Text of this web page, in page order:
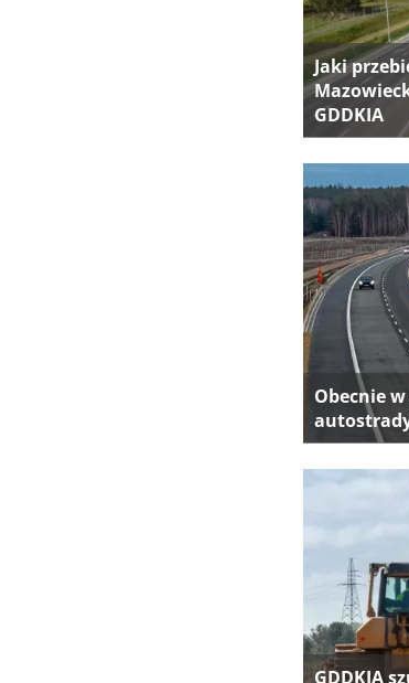
Jaki
GDDKIA
Obecnie
GDDKIA